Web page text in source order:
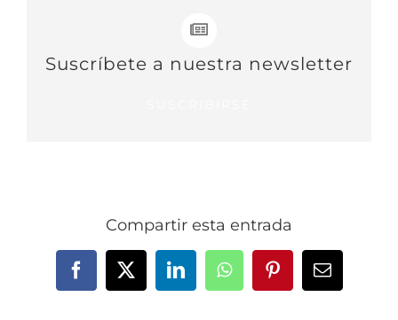
Suscríbete a nuestra newsletter
Compartir esta entrada
Facebook
X LinkedInWhatsAppPinterestCorreo